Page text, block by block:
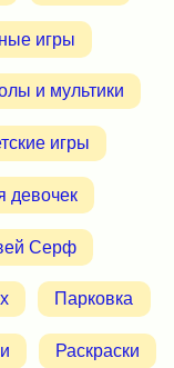
игры
и мультики
игры
девочек
Серф
Парковка
Раскраски